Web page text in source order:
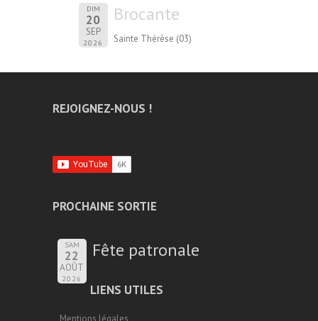
DIM
20
SEP
2026
Brocante
Sainte Thérèse (03)
REJOIGNEZ-NOUS !
PROCHAINE SORTIE
SAM
22
AOÛT
2026
Fête patronale
LIENS UTILES